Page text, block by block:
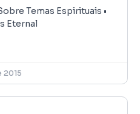
Temas Espirituais •
Eternal
2015